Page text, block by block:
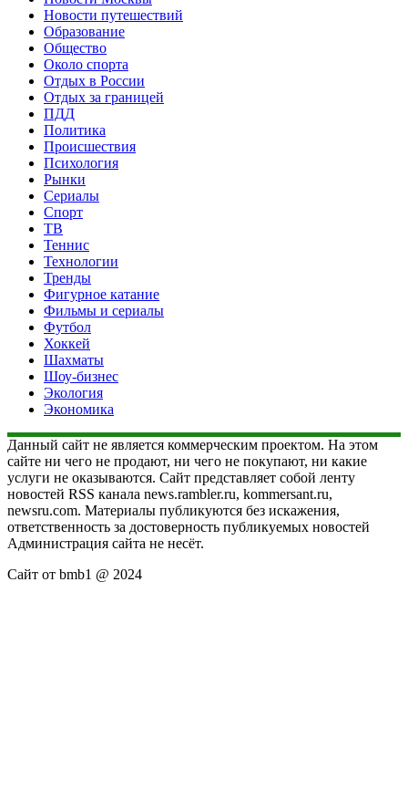
Новости путешествий
Образование
Общество
Около спорта
Отдых в России
Отдых за границей
ПДД
Политика
Происшествия
Психология
Рынки
Сериалы
Спорт
ТВ
Теннис
Технологии
Тренды
Фигурное катание
Фильмы и сериалы
Футбол
Хоккей
Шахматы
Шоу-бизнес
Экология
Экономика
Данный сайт не является коммерческим проектом. На этом
сайте ни чего не продают, ни чего не покупают, ни какие
услуги не оказываются. Сайт представляет собой ленту
новостей RSS канала news.rambler.ru, kommersant.ru,
newsru.com. Материалы публикуются без искажения,
ответственность за достоверность публикуемых новостей
Администрация сайта не несёт.
Сайт от bmb1 @ 2024